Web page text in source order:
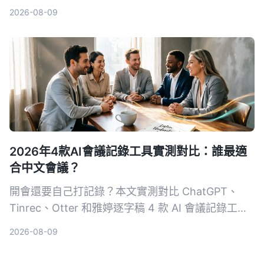
2026-08-09
2026年4款AI會議記錄工具實測對比：誰最適
合中文會議？
開會還要自己打記錄？本文實測對比 ChatGPT、
Tinrec、Otter 和雅婷逐字稿 4 款 AI 會議記錄工
2026-08-09